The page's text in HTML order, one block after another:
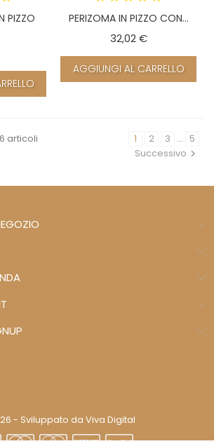
PIZZO
PERIZOMA IN PIZZO CON...
32,02 €Prezzo
AGGIUNGI AL CARRELLO
articoli 1 2 3 … 5
Successivo
- Sviluppato da Viva Digital